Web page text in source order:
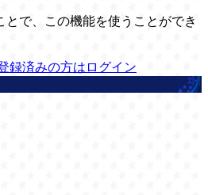
とで、この機能を使うことができ
録済みの方はログイン